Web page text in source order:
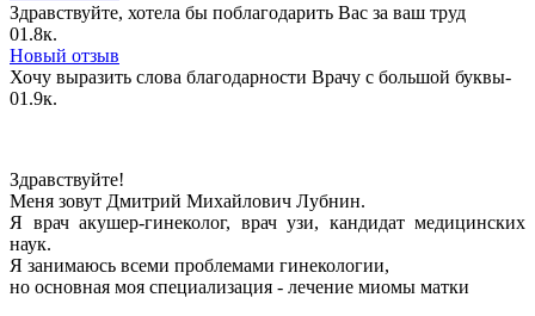
Здравствуйте, хотела бы поблагодарить Вас за ваш труд
01.8к.
Новый отзыв
Хочу выразить слова благодарности Врачу с большой буквы-
01.9к.
Здравствуйте!
Меня зовут Дмитрий Михайлович Лубнин.
Я врач акушер-гинеколог, врач узи, кандидат медицинских
наук.
Я занимаюсь всеми проблемами гинекологии,
но основная моя специализация - лечение миомы матки